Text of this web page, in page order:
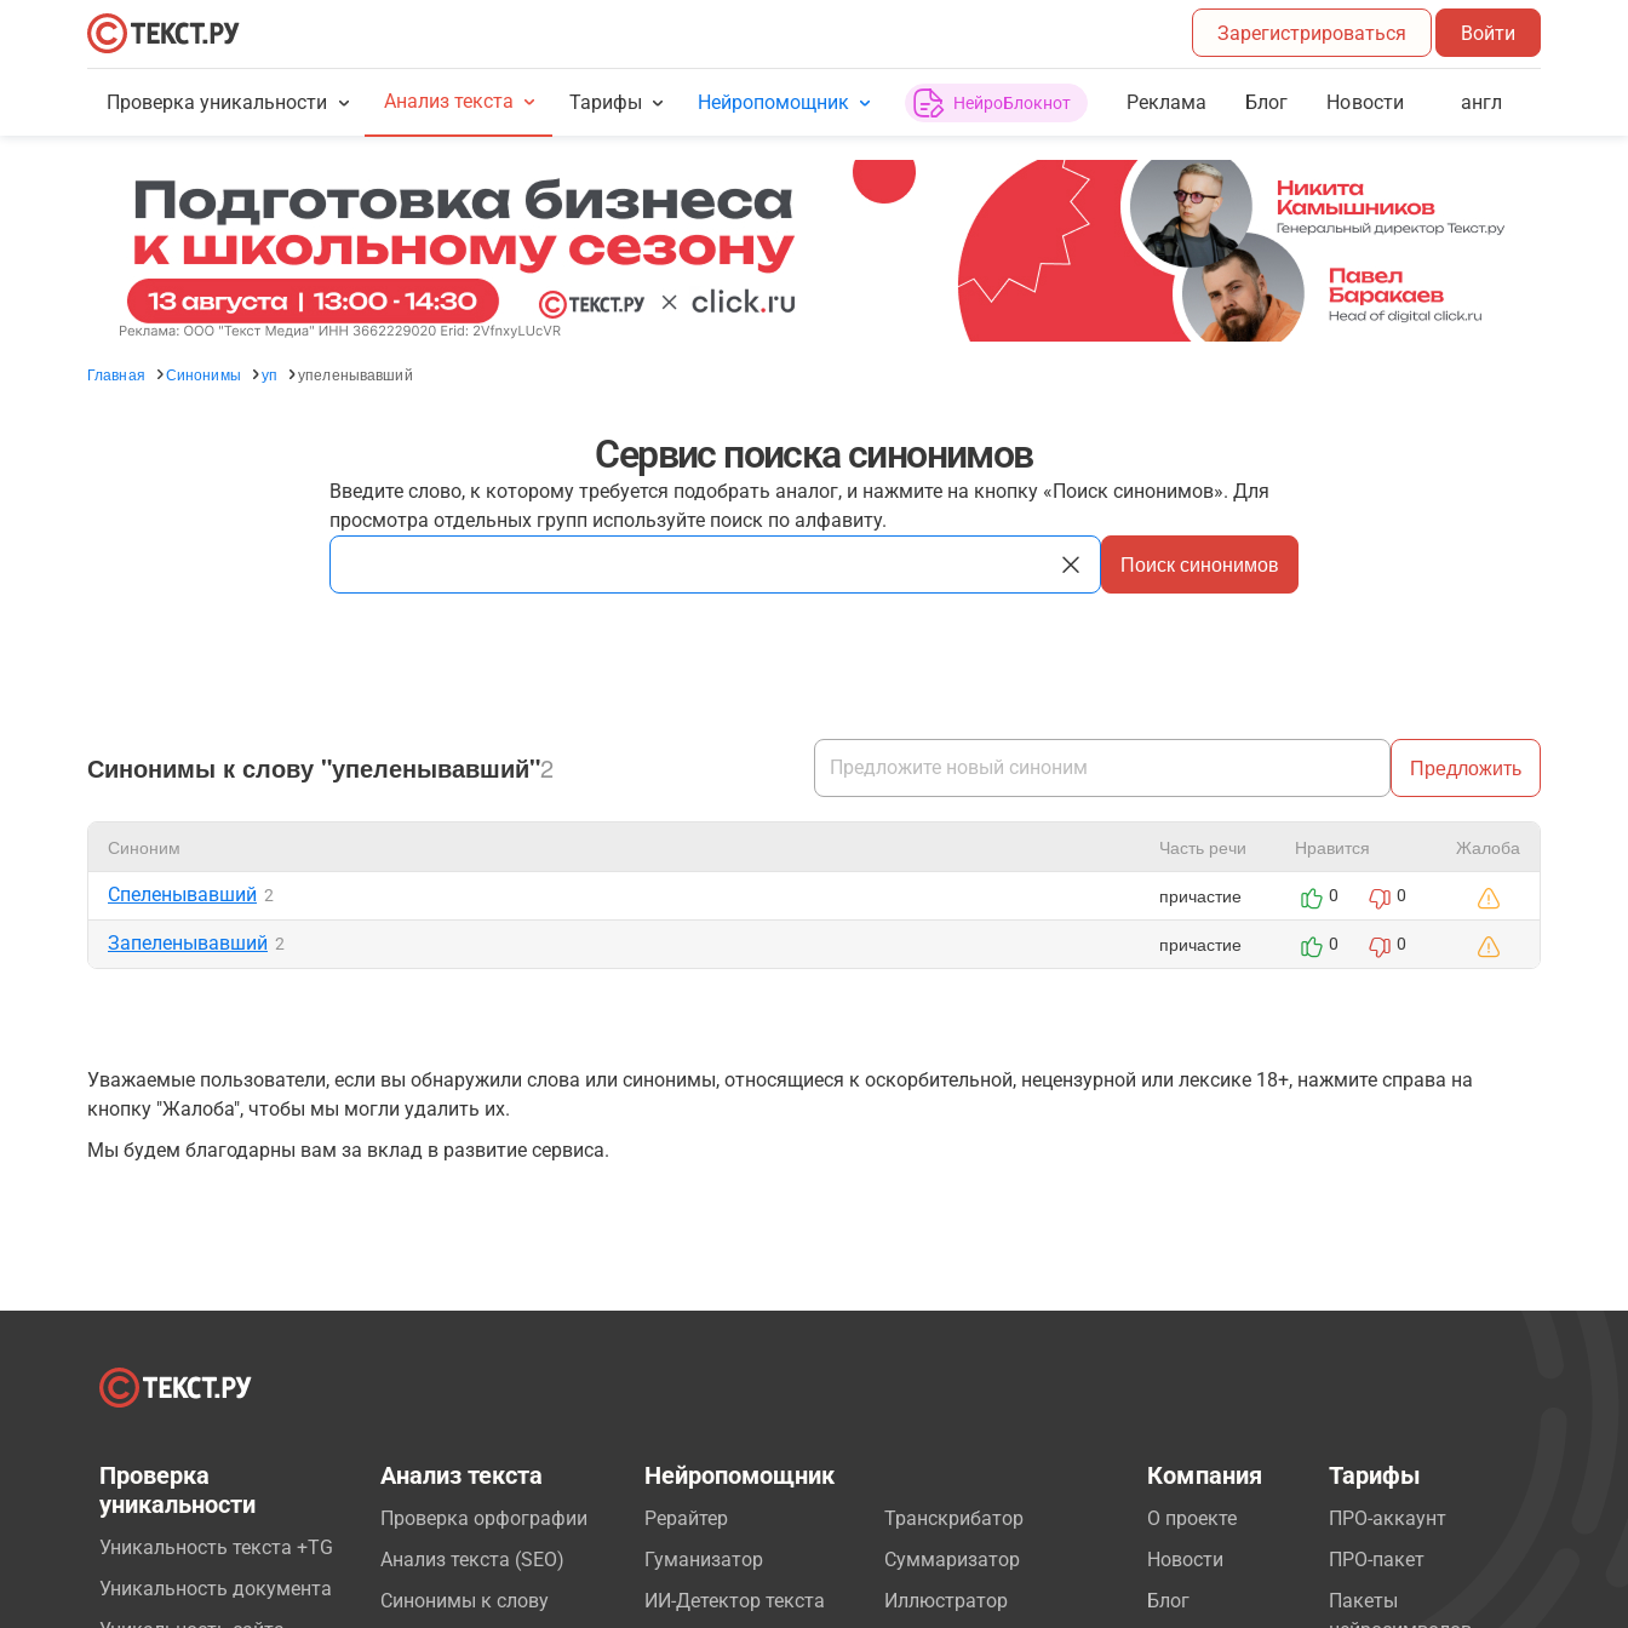
Зарегистрироваться Войти
Проверка уникальности Анализ текста Тарифы Нейропомощник НейроБлокнот Реклама Блог Новости англ
Главная Синонимы уп упеленывавший
Сервис поиска синонимов
Введите слово, к которому требуется подобрать аналог, и нажмите на кнопку «Поиск синонимов». Для
просмотра отдельных групп используйте поиск по алфавиту.
Поиск синонимов
Синонимы к слову "упеленывавший"2 Предложить
Синоним Часть речи Нравится Жалоба
Спеленывавший 2 причастие 0 0
Запеленывавший 2 причастие 0 0
Уважаемые пользователи, если вы обнаружили слова или синонимы, относящиеся к оскорбительной, нецензурной или лексике 18+, нажмите справа на
кнопку "Жалоба", чтобы мы могли удалить их.
Мы будем благодарны вам за вклад в развитие сервиса.
Проверка
уникальности
Уникальность текста +TG
Уникальность документа
Анализ текста
Проверка орфографии
Анализ текста (SEO)
Синонимы к слову
Нейропомощник
Рерайтер
Гуманизатор
ИИ-Детектор текста
Транскрибатор
Суммаризатор
Иллюстратор
Компания
О проекте
Новости
Блог
Тарифы
ПРО-аккаунт
ПРО-пакет
Пакеты